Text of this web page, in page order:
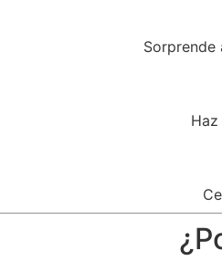
Sorprende